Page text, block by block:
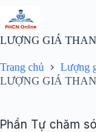
đến
phần
nội
LƯỢNG GIÁ
Trang chủ Lượng
LƯỢNG GIÁ
Phần Tự chăm